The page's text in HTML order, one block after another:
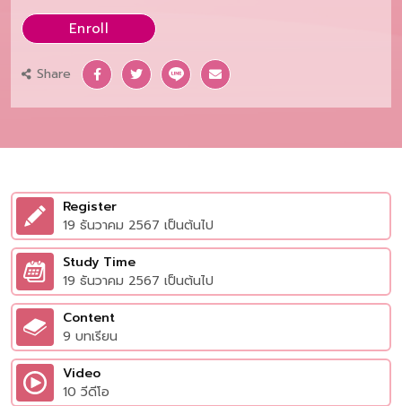
Enroll
Share
Register
19 ธันวาคม 2567 เป็นต้นไป
Study Time
19 ธันวาคม 2567 เป็นต้นไป
Content
9 บทเรียน
Video
10 วีดีโอ